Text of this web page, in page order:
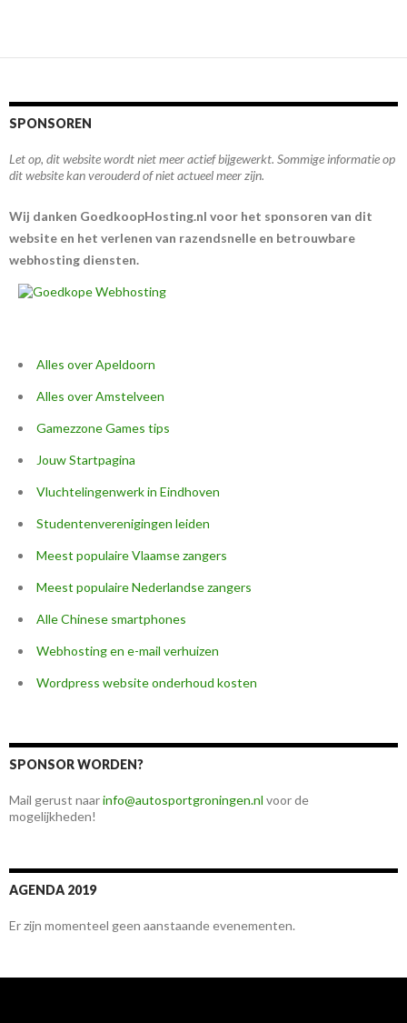
b
o
o
k
er s
A
p
SPONSOREN
Let op, dit website wordt niet meer actief bijgewerkt. Sommige informatie op
dit website kan verouderd of niet actueel meer zijn.
Wij danken GoedkoopHosting.nl voor het sponsoren van dit
website en het verlenen van razendsnelle en betrouwbare
webhosting diensten.
Alles over Apeldoorn
Alles over Amstelveen
Gamezzone Games tips
Jouw Startpagina
Vluchtelingenwerk in Eindhoven
Studentenverenigingen leiden
Meest populaire Vlaamse zangers
Meest populaire Nederlandse zangers
Alle Chinese smartphones
Webhosting en e-mail verhuizen
Wordpress website onderhoud kosten
SPONSOR WORDEN?
Mail gerust naarinfo@autosportgroningen.nl voor de
mogelijkheden!
AGENDA 2019
Er zijn momenteel geen aanstaande evenementen.